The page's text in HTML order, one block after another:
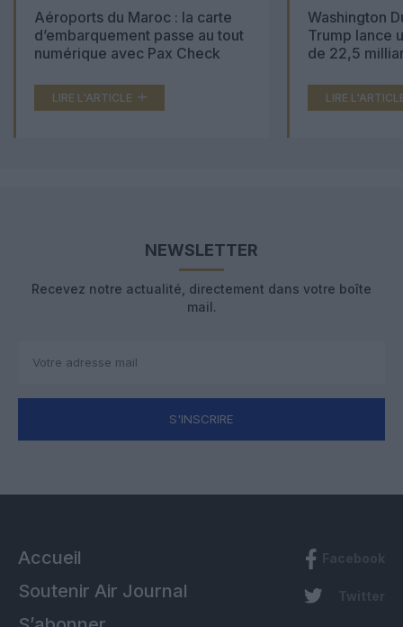
Aéroports du Maroc : la carte
d’embarquement passe au tout
numérique avec Pax Check
LIRE L'ARTICLE
Washington
Trump lance
de 22,5
LIRE
NEWSLETTER
Recevez notre actualité, directement dans votre boîte
mail.
S'INSCRIRE
Accueil
Soutenir Air Journal